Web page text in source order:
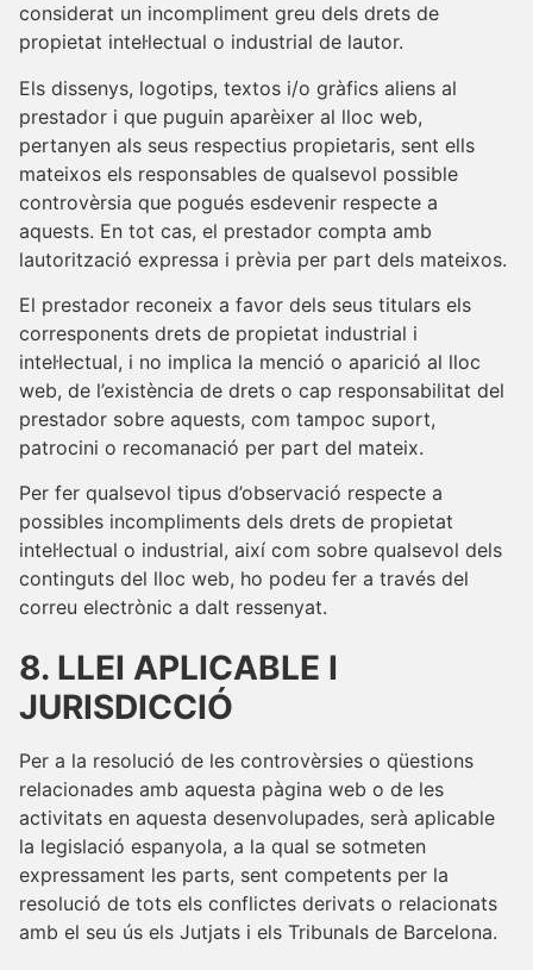
considerat un incompliment greu dels drets de
propietat intel·lectual o industrial de lautor.
Els dissenys, logotips, textos i/o gràfics aliens al
prestador i que puguin aparèixer al lloc web,
pertanyen als seus respectius propietaris, sent ells
mateixos els responsables de qualsevol possible
controvèrsia que pogués esdevenir respecte a
aquests. En tot cas, el prestador compta amb
lautorització expressa i prèvia per part dels mateixos.
El prestador reconeix a favor dels seus titulars els
corresponents drets de propietat industrial i
intel·lectual, i no implica la menció o aparició al lloc
web, de l’existència de drets o cap responsabilitat del
prestador sobre aquests, com tampoc suport,
patrocini o recomanació per part del mateix.
Per fer qualsevol tipus d’observació respecte a
possibles incompliments dels drets de propietat
intel·lectual o industrial, així com sobre qualsevol dels
continguts del lloc web, ho podeu fer a través del
correu electrònic a dalt ressenyat.
8. LLEI APLICABLE I
JURISDICCIÓ
Per a la resolució de les controvèrsies o qüestions
relacionades amb aquesta pàgina web o de les
activitats en aquesta desenvolupades, serà aplicable
la legislació espanyola, a la qual se sotmeten
expressament les parts, sent competents per la
resolució de tots els conflictes derivats o relacionats
amb el seu ús els Jutjats i els Tribunals de Barcelona.